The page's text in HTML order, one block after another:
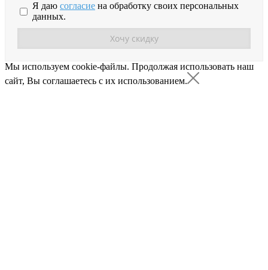
Я даю согласие на обработку своих персональных
данных.
Мы используем cookie-файлы. Продолжая использовать наш
сайт, Вы соглашаетесь с их использованием.